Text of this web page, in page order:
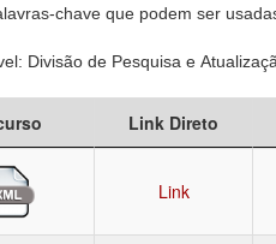
chave que podem ser
Divisão de Pesquisa e
Link Direto
Link